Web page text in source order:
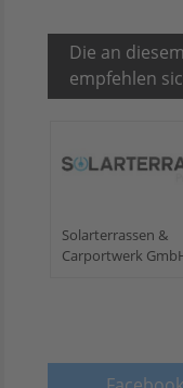
Die an
empfehlen
Solarterrassen &
Carportwerk